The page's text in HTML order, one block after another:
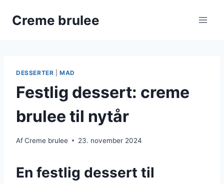
Creme brulee
DESSERTER |MAD
Festlig dessert: creme
brulee til nytår
AfCreme brulee 23. november 2024
En festlig dessert til